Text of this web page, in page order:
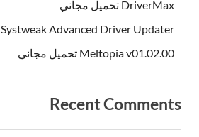
DriverMax تحميل مجاني
Systweak Advanced Driver Updater تحميل مجاني
Meltopia v01.02.00 تحميل مجاني
Recent Comments